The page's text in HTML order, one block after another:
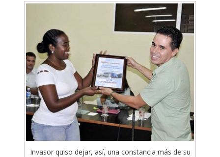
Invasor quiso dejar, así, una constancia más de su